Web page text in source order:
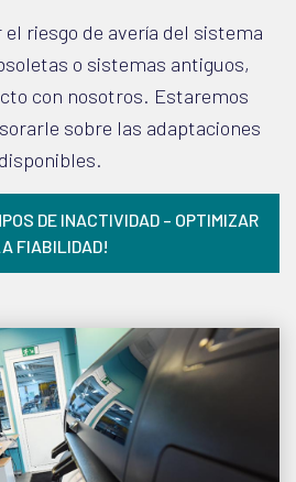
riesgo de avería del sistema
o sistemas antiguos,
con nosotros. Estaremos
sobre las adaptaciones
disponibles.
DE INACTIVIDAD – OPTIMIZAR
FIABILIDAD!